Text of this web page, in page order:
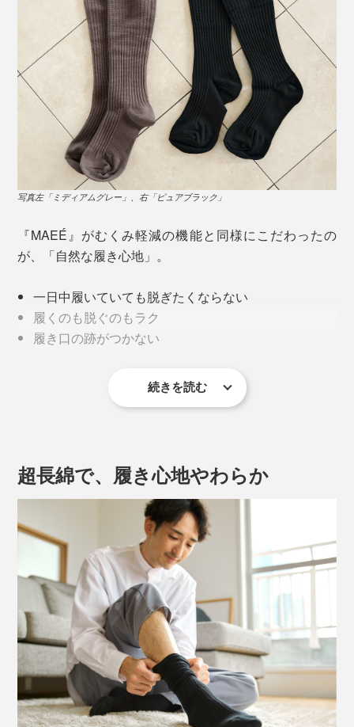
足首圧を最大として、上に向かって徐々に弱くなる段階
をサポートしています。
写真左「ミディアムグレー」、右「ピュアブラック」
『MAEÉ』がむくみ軽減の機能と同様にこだわったの
が、「自然な履き心地」。
一日中履いていても脱ぎたくならない
履くのも脱ぐのもラク
履き口の跡がつかない
「毎日習慣にできる着圧ソックス」をコンセプトに、ち
続きを読む
超長綿で、履き心地やわらか